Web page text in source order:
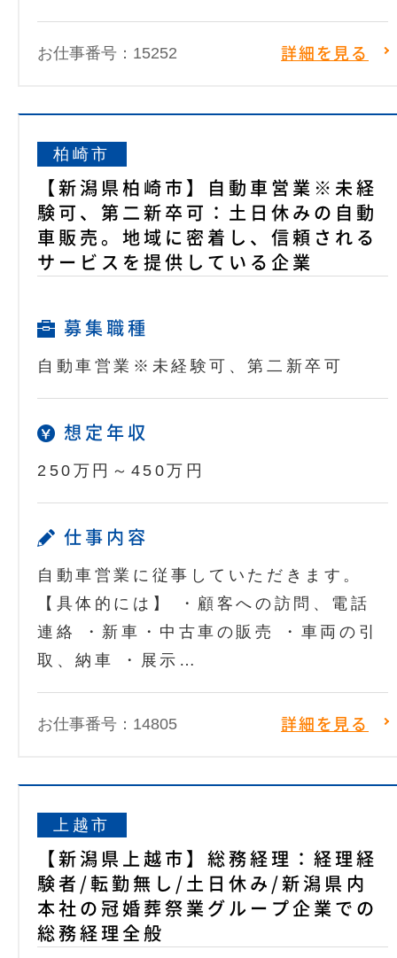
お仕事番号：15252 詳細を見る
柏崎市
【新潟県柏崎市】自動車営業※未経
験可、第二新卒可：土日休みの自動
車販売。地域に密着し、信頼される
サービスを提供している企業
募集職種
自動車営業※未経験可、第二新卒可
想定年収
250万円～450万円
仕事内容
自動車営業に従事していただきます。
【具体的には】 ・顧客への訪問、電話
連絡 ・新車・中古車の販売 ・車両の引
取、納車 ・展示…
お仕事番号：14805 詳細を見る
上越市
【新潟県上越市】総務経理：経理経
験者/転勤無し/土日休み/新潟県内
本社の冠婚葬祭業グループ企業での
総務経理全般